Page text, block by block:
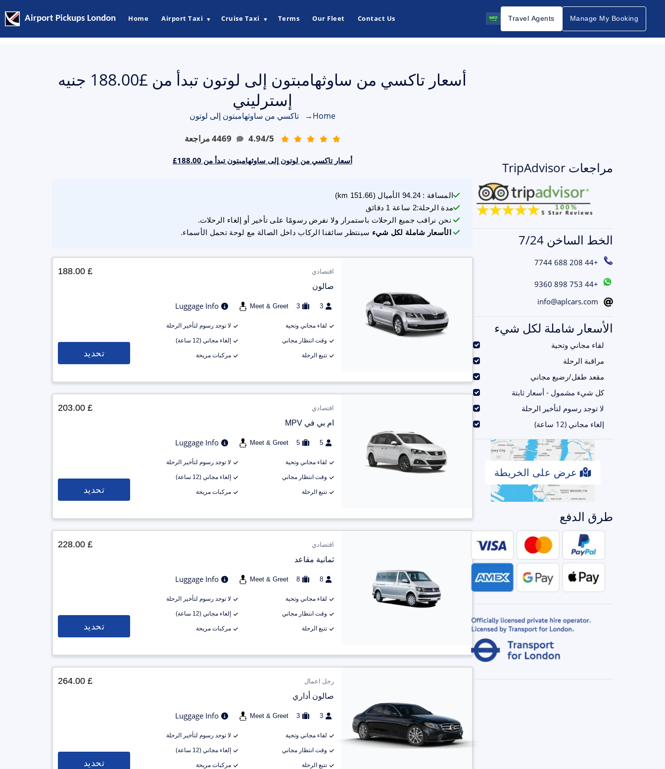
Airport Pickups London Home Airport Taxi ▼ Cruise Taxi ▼ Terms Our Fleet Contact Us Travel Agents Manage My Booking
مراجعات TripAdvisor
الخط الساخن 7/24
+44 208 688 7744
+44 753 898 9360
info@aplcars.com
الأسعار شاملة لكل شيء
لقاء مجاني وتحية
مراقبة الرحلة
مقعد طفل/رضيع مجاني
كل شيء مشمول - أسعار ثابتة
لا توجد رسوم لتأخير الرحلة
إلغاء مجاني (12 ساعة)
عرض على الخريطة
طرق الدفع
أسعار تاكسي من ساوثهامبتون إلى لوتون تبدأ من £188.00 جنيه
إسترليني
Home
→ تاكسي من ساوثهامبتون إلى لوتون
4.94/5
4469مراجعة
أسعار تاكسي من لوتون إلى ساوثهامبتون تبدأ من ‎‎£188.00
المسافة :
94.24 الأميال (
151.66
مدة الرحلة:2 ساعة 1 دقائق
نحن نراقب جميع الرحلات باستمرار ولا نفرض رسومًا على تأخير أو إلغاء الرحلات.
الأسعار شاملة لكل شيء سينتظر سائقنا الركاب داخل الصالة مع لوحة تحمل الأسماء.
اقتصادي
صالون
3
3
Meet & Greet
Luggage Info
لقاء مجاني وتحية لا توجد رسوم لتأخير الرحلة
وقت انتظار مجاني إلغاء مجاني (12 ساعة)
تتبع الرحلة مركبات مريحة
£ 188.00
تحديد
اقتصادي
ام بي في MPV
5
5
Meet & Greet
Luggage Info
لقاء مجاني وتحية لا توجد رسوم لتأخير الرحلة
وقت انتظار مجاني إلغاء مجاني (12 ساعة)
تتبع الرحلة مركبات مريحة
£ 203.00
تحديد
اقتصادي
ثمانية مقاعد
8
8
Meet & Greet
Luggage Info
لقاء مجاني وتحية لا توجد رسوم لتأخير الرحلة
وقت انتظار مجاني إلغاء مجاني (12 ساعة)
تتبع الرحلة مركبات مريحة
£ 228.00
تحديد
رجل اعمال
صالون أداري
3
3
Meet & Greet
Luggage Info
لقاء مجاني وتحية لا توجد رسوم لتأخير الرحلة
وقت انتظار مجاني إلغاء مجاني (12 ساعة)
تتبع الرحلة مركبات مريحة
£ 264.00
تحديد